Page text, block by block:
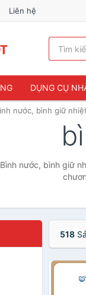
Liên hệ
DỤNG CỤ
nước, bình giữ nhiệt
Bình nước, bình giữ
518